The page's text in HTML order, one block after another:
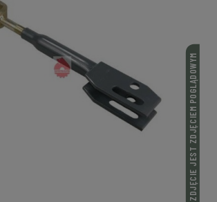
ZDJĘCIE JEST ZDJĘCIEM POGLĄDOWYM